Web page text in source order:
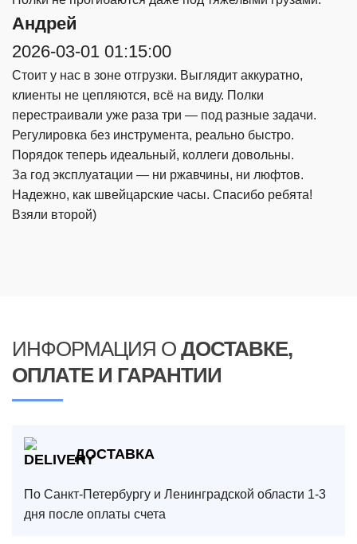
Андрей
2026-03-01 01:15:00
Стоит у нас в зоне отгрузки. Выглядит аккуратно,
клиенты не цепляются, всё на виду. Полки
перестраивали уже раза три — под разные задачи.
Регулировка без инструмента, реально быстро.
Порядок теперь идеальный, коллеги довольны.
За год эксплуатации — ни ржавчины, ни люфтов.
Надежно, как швейцарские часы. Спасибо ребята!
Взяли второй)
ИНФОРМАЦИЯ О ДОСТАВКЕ,
ОПЛАТЕ И ГАРАНТИИ
ДОСТАВКА
По Санкт-Петербургу и Ленинградской области 1-3
дня после оплаты счета